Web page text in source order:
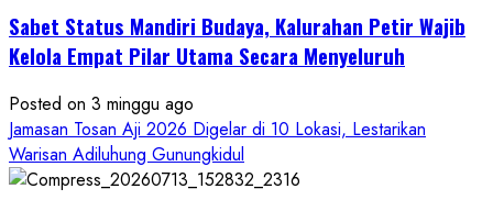
Nasional,
Ruwatan
Petilasan
Sendangwangi
Mohon
Restu
Sabet Status Mandiri Budaya, Kalurahan Petir Wajib
Kelola Empat Pilar Utama Secara Menyeluruh
Posted on 3 minggu ago
Jamasan Tosan Aji 2026 Digelar di 10 Lokasi, Lestarikan
Warisan Adiluhung Gunungkidul